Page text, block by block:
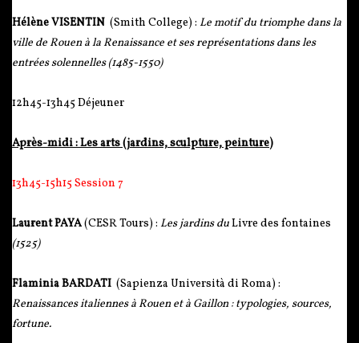
Hélène VISENTIN (Smith College) : Le motif du triomphe dans la
ville de Rouen à la Renaissance et ses représentations dans les
entrées solennelles (1485-1550)
12h45-13h45 Déjeuner
Après-midi : Les arts (jardins, sculpture, peinture)
13h45-15h15 Session 7
Laurent PAYA(CESR Tours) : Les jardins duLivre des fontaines
(1525)
Flaminia BARDATI (Sapienza Università di Roma) :
Renaissances italiennes à Rouen et à Gaillon : typologies, sources,
fortune.